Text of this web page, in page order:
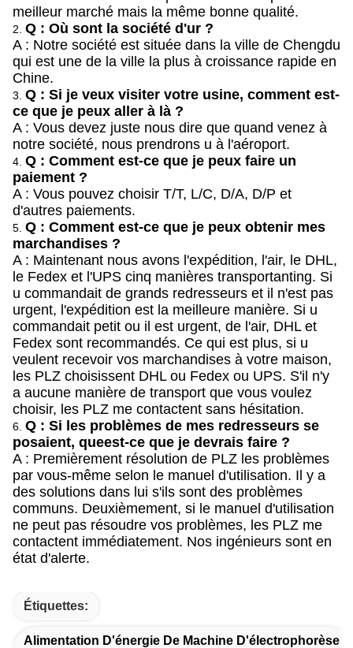
meilleur marché mais la même bonne qualité.
2. Q : Où sont la société d'ur ?
A : Notre société est située dans la ville de Chengdu
qui est une de la ville la plus à croissance rapide en
Chine.
3. Q : Si je veux visiter votre usine, comment est-
ce que je peux aller à là ?
A : Vous devez juste nous dire que quand venez à
notre société, nous prendrons u à l'aéroport.
4. Q : Comment est-ce que je peux faire un
paiement ?
A : Vous pouvez choisir T/T, L/C, D/A, D/P et
d'autres paiements.
5. Q : Comment est-ce que je peux obtenir mes
marchandises ?
A : Maintenant nous avons l'expédition, l'air, le DHL,
le Fedex et l'UPS cinq manières transportanting. Si
u commandait de grands redresseurs et il n'est pas
urgent, l'expédition est la meilleure manière. Si u
commandait petit ou il est urgent, de l'air, DHL et
Fedex sont recommandés. Ce qui est plus, si u
veulent recevoir vos marchandises à votre maison,
les PLZ choisissent DHL ou Fedex ou UPS. S'il n'y
a aucune manière de transport que vous voulez
choisir, les PLZ me contactent sans hésitation.
6. Q : Si les problèmes de mes redresseurs se
posaient, queest-ce que je devrais faire ?
A : Premièrement résolution de PLZ les problèmes
par vous-même selon le manuel d'utilisation. Il y a
des solutions dans lui s'ils sont des problèmes
communs. Deuxièmement, si le manuel d'utilisation
ne peut pas résoudre vos problèmes, les PLZ me
contactent immédiatement. Nos ingénieurs sont en
état d'alerte.
Étiquettes:
Alimentation D'énergie De Machine D'électrophorèse